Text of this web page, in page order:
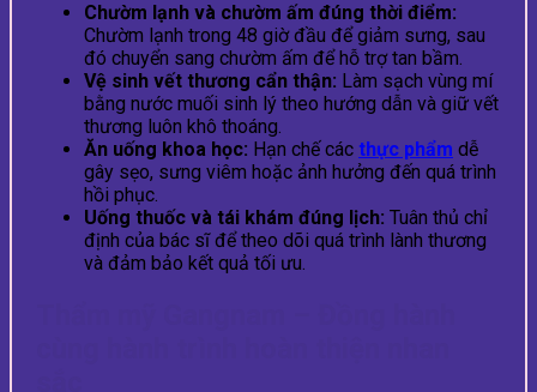
Chườm lạnh và chườm ấm đúng thời điểm:
Chườm lạnh trong 48 giờ đầu để giảm sưng, sau
đó chuyển sang chườm ấm để hỗ trợ tan bầm.
Vệ sinh vết thương cẩn thận: Làm sạch vùng mí
bằng nước muối sinh lý theo hướng dẫn và giữ vết
thương luôn khô thoáng.
Ăn uống khoa học: Hạn chế các thực phẩm dễ
gây sẹo, sưng viêm hoặc ảnh hưởng đến quá trình
hồi phục.
Uống thuốc và tái khám đúng lịch: Tuân thủ chỉ
định của bác sĩ để theo dõi quá trình lành thương
và đảm bảo kết quả tối ưu.